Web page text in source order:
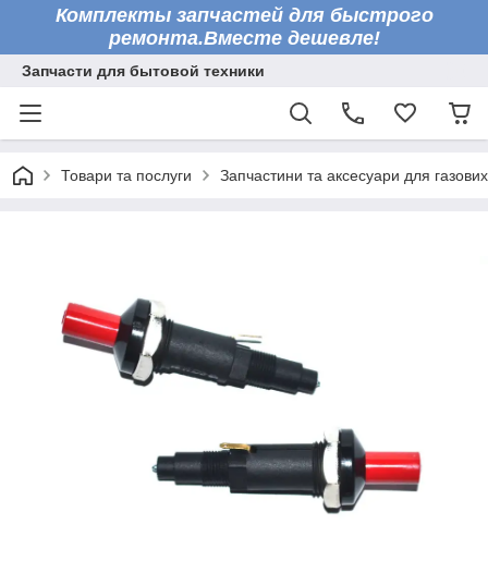
Комплекты запчастей для быстрого
ремонта.Вместе дешевле!
Запчасти для бытовой техники
Товари та послуги Запчастини та аксесуари для газових